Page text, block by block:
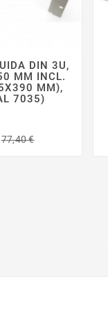
 
DIN 3U,
MM INCL.
MM),
7035)
77,40 €